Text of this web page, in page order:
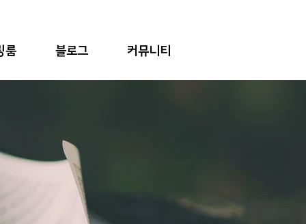
룸 블로그 커뮤니티